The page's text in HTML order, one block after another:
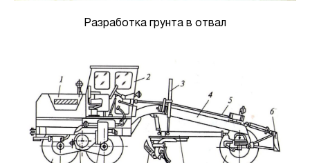
Разработка грунта в отвал